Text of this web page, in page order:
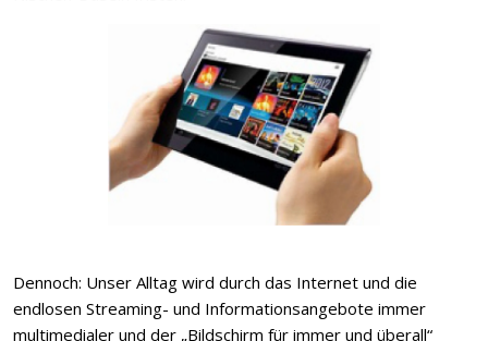
Dennoch: Unser Alltag wird durch das Internet und die
endlosen Streaming- und Informationsangebote immer
multimedialer und der „Bildschirm für immer und überall“